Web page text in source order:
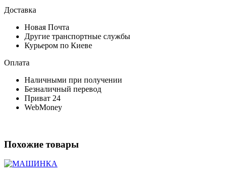
Доставка
Новая Почта
Другие транспортные службы
Курьером по Киеве
Оплата
Наличными при получении
Безналичный перевод
Приват 24
WebMoney
Похожие товары